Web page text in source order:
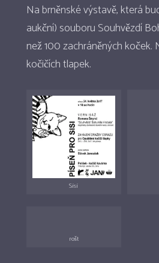
Na brněnské výstavě, která
aukční) souboru Souhvězdí
než 100 zachráněných koček.
kočičích tlapek.
Sisi
rošt